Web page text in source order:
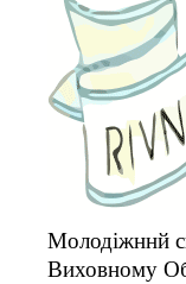
Молодіжннй
Виховному